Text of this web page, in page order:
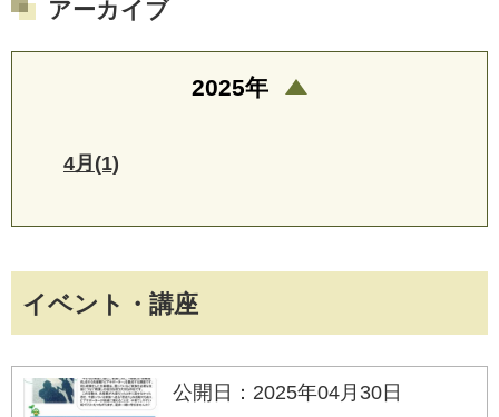
イベント・講座
公開日：2025年04月30日
アーカイブ
2025年
4月(1)